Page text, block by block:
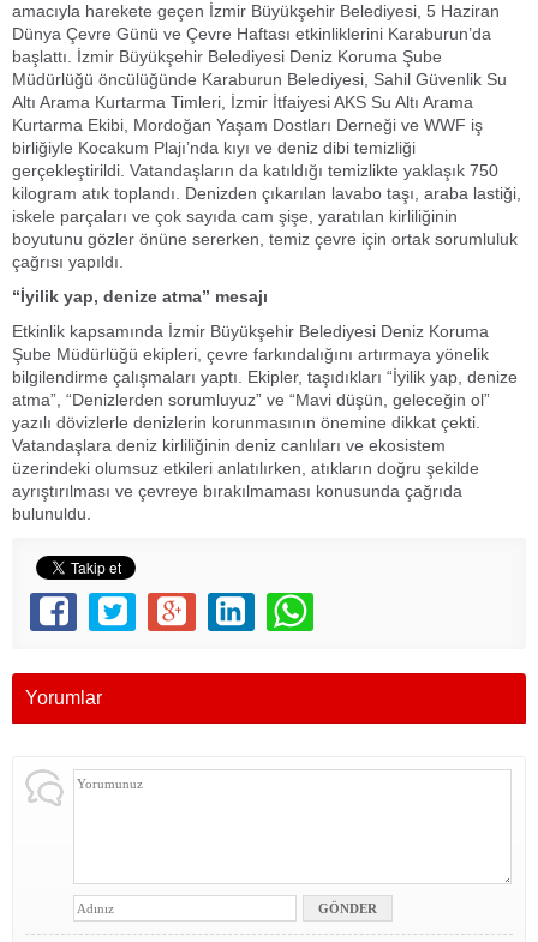
amacıyla harekete geçen İzmir Büyükşehir Belediyesi, 5 Haziran
Dünya Çevre Günü ve Çevre Haftası etkinliklerini Karaburun’da
başlattı. İzmir Büyükşehir Belediyesi Deniz Koruma Şube
Müdürlüğü öncülüğünde Karaburun Belediyesi, Sahil Güvenlik Su
Altı Arama Kurtarma Timleri, İzmir İtfaiyesi AKS Su Altı Arama
Kurtarma Ekibi, Mordoğan Yaşam Dostları Derneği ve WWF iş
birliğiyle Kocakum Plajı’nda kıyı ve deniz dibi temizliği
gerçekleştirildi. Vatandaşların da katıldığı temizlikte yaklaşık 750
kilogram atık toplandı. Denizden çıkarılan lavabo taşı, araba lastiği,
iskele parçaları ve çok sayıda cam şişe, yaratılan kirliliğinin
boyutunu gözler önüne sererken, temiz çevre için ortak sorumluluk
çağrısı yapıldı.
“İyilik yap, denize atma” mesajı
Etkinlik kapsamında İzmir Büyükşehir Belediyesi Deniz Koruma
Şube Müdürlüğü ekipleri, çevre farkındalığını artırmaya yönelik
bilgilendirme çalışmaları yaptı. Ekipler, taşıdıkları “İyilik yap, denize
atma”, “Denizlerden sorumluyuz” ve “Mavi düşün, geleceğin ol”
yazılı dövizlerle denizlerin korunmasının önemine dikkat çekti.
Vatandaşlara deniz kirliliğinin deniz canlıları ve ekosistem
üzerindeki olumsuz etkileri anlatılırken, atıkların doğru şekilde
ayrıştırılması ve çevreye bırakılmaması konusunda çağrıda
bulunuldu.
Yorumlar